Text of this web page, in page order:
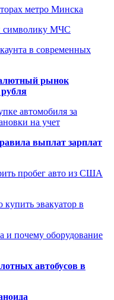
метро Минска
МЧС
в современных
рынок
автомобиля за
на учет
выплат зарплат
пробег авто из США
эвакуатор в
и почему оборудование
автобусов в